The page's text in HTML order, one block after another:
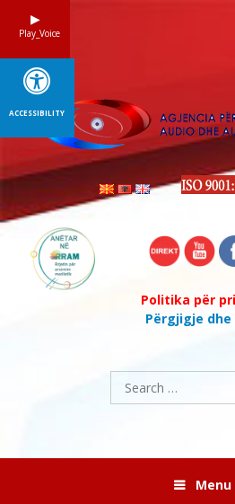
Politika për
Përgjigje
Search
for:
Menu
Play_Voice
ACCESSIBILITY